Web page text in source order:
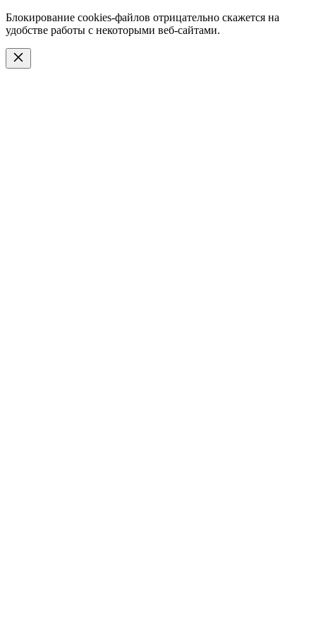
Блокирование cookies-файлов отрицательно скажется на
удобстве работы с некоторыми веб-сайтами.